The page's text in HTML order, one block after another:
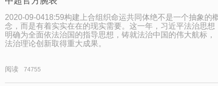
2020-09-0418:59构建上合组织命运共同体绝不是一个抽象的
念，而是有着实实在在的现实需要。这一年，习近平法治思想
明确为全面依法治国的指导思想，铸就法治中国的伟大航标，
法治理论创新取得重大成果。
阅读 74755